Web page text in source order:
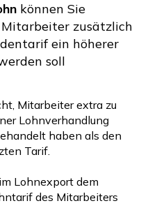
können Sie
zusätzlich
ein höherer
soll
Mitarbeiter extra zu
Lohnverhandlung
haben als den
Tarif.
Lohnexport dem
des Mitarbeiters